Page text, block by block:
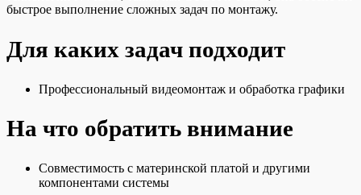
быстрое выполнение сложных задач по монтажу.
Для каких задач подходит
Профессиональный видеомонтаж и обработка графики
На что обратить внимание
Совместимость с материнской платой и другими
компонентами системы